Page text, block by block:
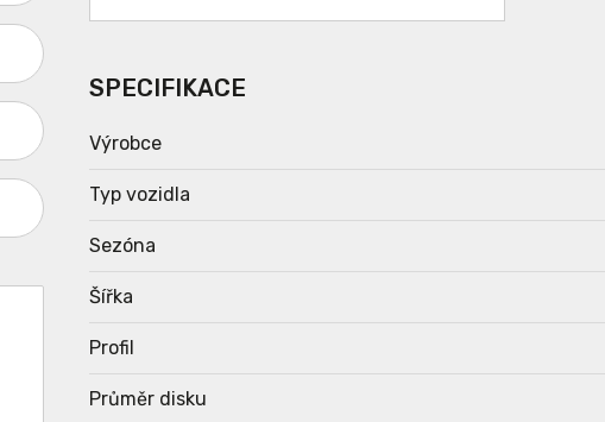
SPECIFIKACE
Výrobce
Typ vozidla
Sezóna
Šířka
Profil
Průměr disku